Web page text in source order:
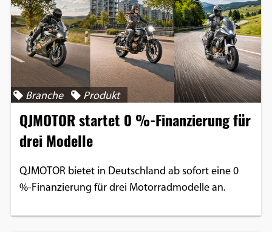
Branche Produkt
QJMOTOR startet 0 %-Finanzierung für
drei Modelle
QJMOTOR bietet in Deutschland ab sofort eine 0
%-Finanzierung für drei Motorradmodelle an.